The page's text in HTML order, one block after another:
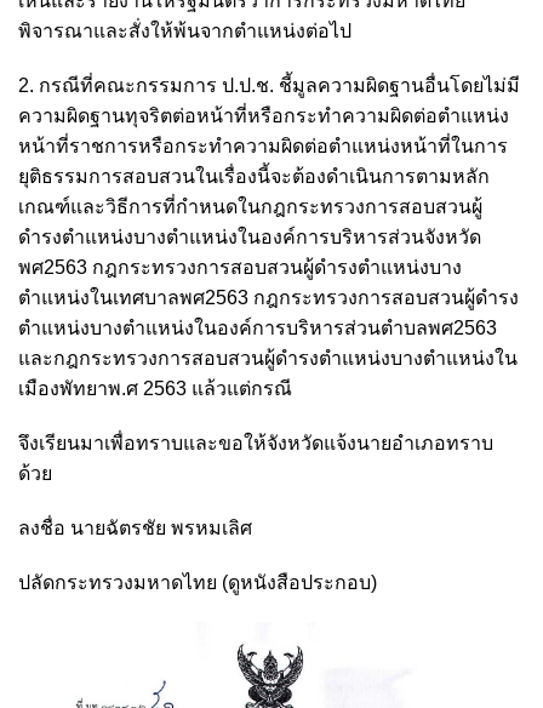
พิจารณาและสั่งให้พ้นจากตำแหน่งต่อไป
2. กรณีที่คณะกรรมการ ป.ป.ช. ชี้มูลความผิดฐานอื่นโดยไม่มี
ความผิดฐานทุจริตต่อหน้าที่หรือกระทำความผิดต่อตำแหน่ง
หน้าที่ราชการหรือกระทำความผิดต่อตำแหน่งหน้าที่ในการ
ยุติธรรมการสอบสวนในเรื่องนี้จะต้องดำเนินการตามหลัก
เกณฑ์และวิธีการที่กำหนดในกฎกระทรวงการสอบสวนผู้
ดำรงตำแหน่งบางตำแหน่งในองค์การบริหารส่วนจังหวัด
พศ2563 กฎกระทรวงการสอบสวนผู้ดำรงตำแหน่งบาง
ตำแหน่งในเทศบาลพศ2563 กฎกระทรวงการสอบสวนผู้ดำรง
ตำแหน่งบางตำแหน่งในองค์การบริหารส่วนตําบลพศ2563
และกฎกระทรวงการสอบสวนผู้ดำรงตำแหน่งบางตำแหน่งใน
เมืองพัทยาพ.ศ 2563 แล้วแต่กรณี
จึงเรียนมาเพื่อทราบและขอให้จังหวัดแจ้งนายอำเภอทราบ
ด้วย
ลงชื่อ นายฉัตรชัย​ พรหมเลิศ
ปลัดกระทรวงมหาดไทย (ดูหนังสือประกอบ)